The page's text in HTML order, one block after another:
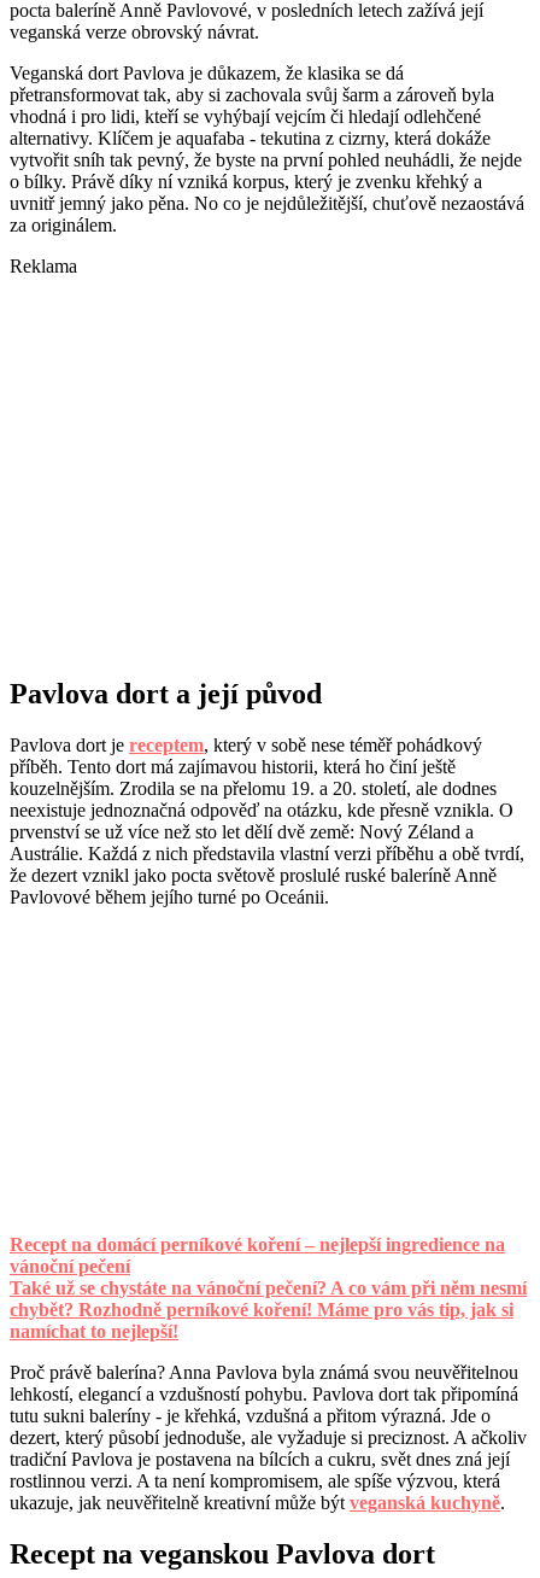
pocta baleríně Anně Pavlovové, v posledních letech zažívá její
veganská verze obrovský návrat.
Veganská dort Pavlova je důkazem, že klasika se dá
přetransformovat tak, aby si zachovala svůj šarm a zároveň byla
vhodná i pro lidi, kteří se vyhýbají vejcím či hledají odlehčené
alternativy. Klíčem je aquafaba - tekutina z cizrny, která dokáže
vytvořit sníh tak pevný, že byste na první pohled neuhádli, že nejde
o bílky. Právě díky ní vzniká korpus, který je zvenku křehký a
uvnitř jemný jako pěna. No co je nejdůležitější, chuťově nezaostává
za originálem.
Reklama
Pavlova dort a její původ
Pavlova dort je receptem, který v sobě nese téměř pohádkový
příběh. Tento dort má zajímavou historii, která ho činí ještě
kouzelnějším. Zrodila se na přelomu 19. a 20. století, ale dodnes
neexistuje jednoznačná odpověď na otázku, kde přesně vznikla. O
prvenství se už více než sto let dělí dvě země: Nový Zéland a
Austrálie. Každá z nich představila vlastní verzi příběhu a obě tvrdí,
že dezert vznikl jako pocta světově proslulé ruské baleríně Anně
Pavlovové během jejího turné po Oceánii.
Recept na domácí perníkové koření – nejlepší ingredience na
vánoční pečení
Také už se chystáte na vánoční pečení? A co vám při něm nesmí
chybět? Rozhodně perníkové koření! Máme pro vás tip, jak si
namíchat to nejlepší!
Proč právě balerína? Anna Pavlova byla známá svou neuvěřitelnou
lehkostí, elegancí a vzdušností pohybu. Pavlova dort tak připomíná
tutu sukni baleríny - je křehká, vzdušná a přitom výrazná. Jde o
dezert, který působí jednoduše, ale vyžaduje si preciznost. A ačkoliv
tradiční Pavlova je postavena na bílcích a cukru, svět dnes zná její
rostlinnou verzi. A ta není kompromisem, ale spíše výzvou, která
ukazuje, jak neuvěřitelně kreativní může být veganská kuchyně.
Recept na veganskou Pavlova dort